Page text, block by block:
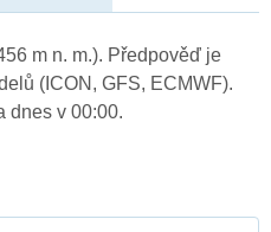
m n. m.). Předpověď je
(ICON, GFS, ECMWF).
dnes v 00:00.